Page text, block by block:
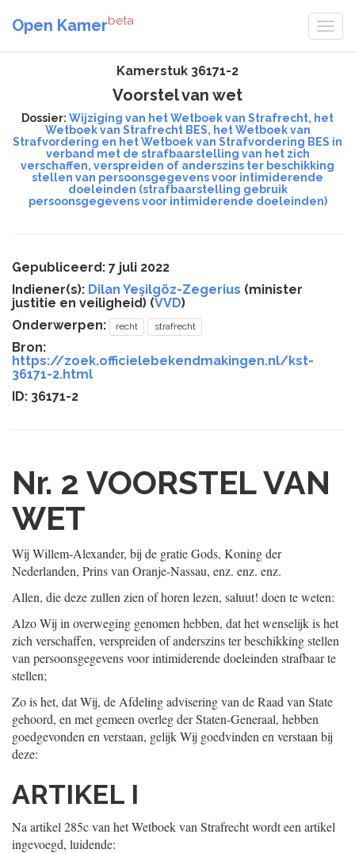
Open Kamerbeta
Kamerstuk 36171-2
Voorstel van wet
Dossier: Wijziging van het Wetboek van Strafrecht, het
Wetboek van Strafrecht BES, het Wetboek van
Strafvordering en het Wetboek van Strafvordering BES in
verband met de strafbaarstelling van het zich
verschaffen, verspreiden of anderszins ter beschikking
stellen van persoonsgegevens voor intimiderende
doeleinden (strafbaarstelling gebruik
persoonsgegevens voor intimiderende doeleinden)
Gepubliceerd: 7 juli 2022
Indiener(s): Dilan Yeşilgöz-Zegerius (minister
justitie en veiligheid) (VVD)
Onderwerpen:
recht strafrecht
Bron:
https://zoek.officielebekendmakingen.nl/kst-
36171-2.html
ID: 36171-2
Nr. 2 VOORSTEL VAN
WET
Wij Willem-Alexander, bij de gratie Gods, Koning der
Nederlanden, Prins van Oranje-Nassau, enz. enz. enz.
Allen, die deze zullen zien of horen lezen, saluut! doen te weten:
Alzo Wij in overweging genomen hebben, dat het wenselijk is het
zich verschaffen, verspreiden of anderszins ter beschikking stellen
van persoonsgegevens voor intimiderende doeleinden strafbaar te
stellen;
Zo is het, dat Wij, de Afdeling advisering van de Raad van State
gehoord, en met gemeen overleg der Staten-Generaal, hebben
goedgevonden en verstaan, gelijk Wij goedvinden en verstaan bij
deze:
ARTIKEL I
Na artikel 285c van het Wetboek van Strafrecht wordt een artikel
ingevoegd, luidende: